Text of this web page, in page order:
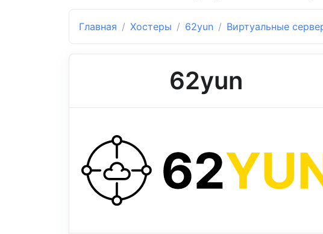
Главная Хостеры 62yun Виртуальные
62yun